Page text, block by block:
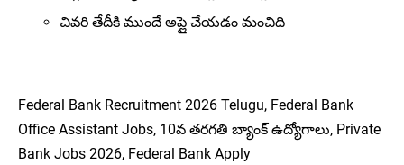
చివరి తేదీకి ముందే అప్లై చేయడం మంచిది
Federal Bank Recruitment 2026 Telugu, Federal Bank
Office Assistant Jobs, 10వ తరగతి బ్యాంక్ ఉద్యోగాలు, Private
Bank Jobs 2026, Federal Bank Apply